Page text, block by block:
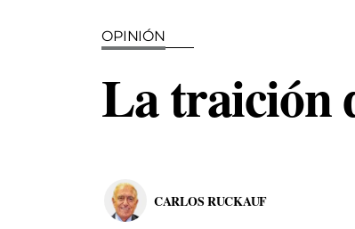
OPINIÓN
La traición
CARLOS RUCKAUF